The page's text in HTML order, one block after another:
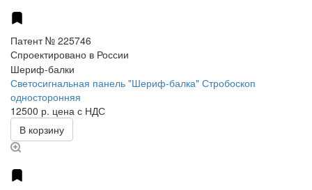
Патент № 225746
Спроектировано в России
Шериф-балки
Светосигнальная панель "Шериф-балка" Стробоскоп
односторонняя
12500 р. цена с НДС
В корзину